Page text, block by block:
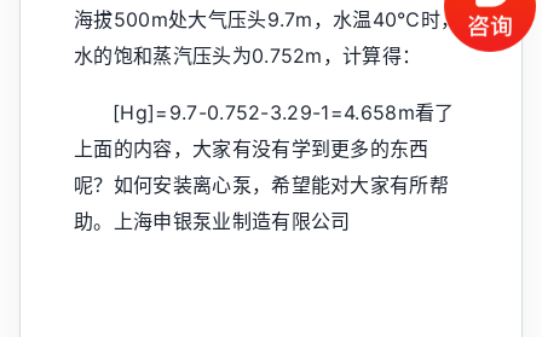
海拔500m处大气压头9.7m，水温40℃时，
水的饱和蒸汽压头为0.752m，计算得：
[Hg]=9.7-0.752-3.29-1=4.658m看了
上面的内容，大家有没有学到更多的东西
呢？如何安装离心泵，希望能对大家有所帮
助。上海申银泵业制造有限公司